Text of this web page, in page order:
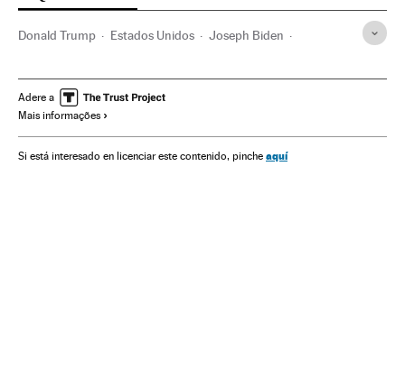
Donald Trump Estados Unidos Joseph Biden
América Eleições EUA 2020
Adere a
Mais informações
Si está interesado en licenciar este contenido, pinche aquí